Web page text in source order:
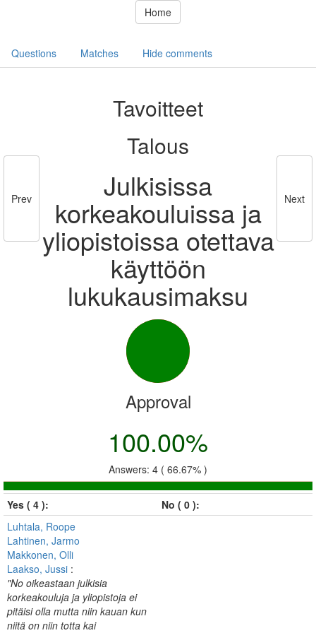
Home
Questions Matches Hide comments
Prev
Tavoitteet
Talous
Julkisissa
korkeakouluissa ja
yliopistoissa otettava
käyttöön
lukukausimaksu
Next
Approval
100.00%
Answers: 4 ( 66.67% )
Yes ( 4 ):
No ( 0 ):
Luhtala, Roope
Lahtinen, Jarmo
Makkonen, Olli
Laakso, Jussi :
"No oikeastaan julkisia
korkeakouluja ja yliopistoja ei
pitäisi olla mutta niin kauan kun
niitä on niin totta kai